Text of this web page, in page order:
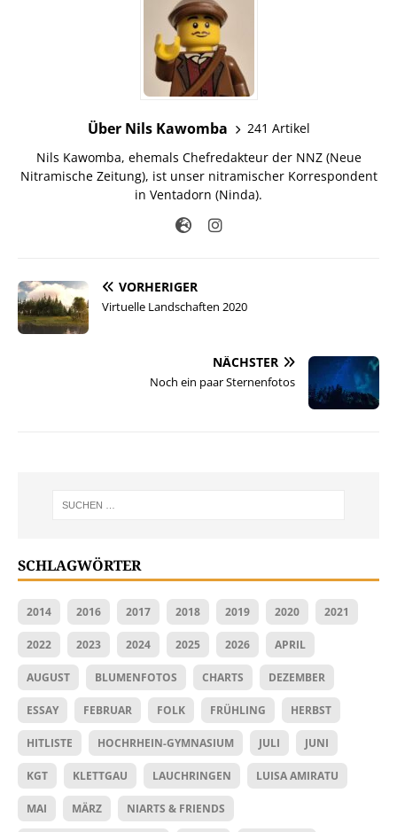
Über Nils Kawomba
241 Artikel
Nils Kawomba, ehemals Chefredakteur der NNZ (Neue
Nitramische Zeitung), ist unser nitramischer Korrespondent
in Ventadorn (Ninda).
VORHERIGER
Virtuelle Landschaften 2020
NÄCHSTER
Noch ein paar Sternenfotos
SCHLAGWÖRTER
2014 2016 2017 2018 2019 2020 2021
2022 2023 2024 2025 2026 APRIL
AUGUST BLUMENFOTOS CHARTS DEZEMBER
ESSAY FEBRUAR FOLK FRÜHLING HERBST
HITLISTE HOCHRHEIN-GYMNASIUM JULI JUNI
KGT KLETTGAU LAUCHRINGEN LUISA AMIRATU
MAI MÄRZ NIARTS & FRIENDS